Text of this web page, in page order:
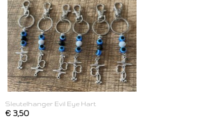
Sleutelhanger Evil Eye Hart
€ 3,50